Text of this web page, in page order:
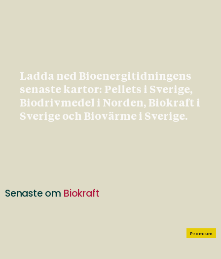
Ladda ned Bioenergitidningens
senaste kartor: Pellets i Sverige,
Biodrivmedel i Norden, Biokraft i
Sverige och Biovärme i Sverige.
Senaste om Biokraft
Premium